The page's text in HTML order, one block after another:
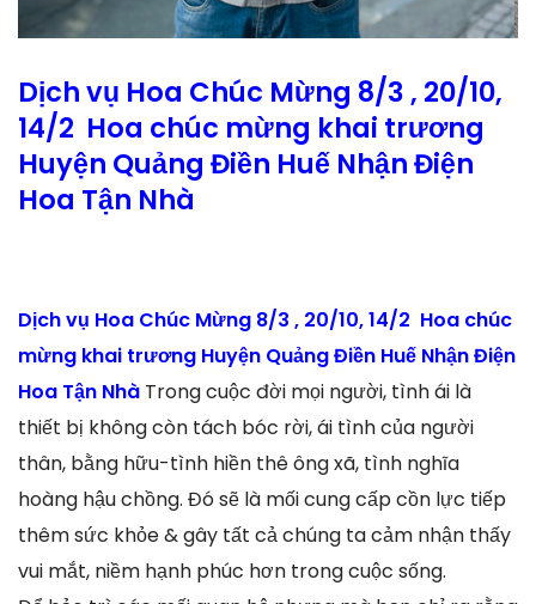
Dịch vụ Hoa Chúc Mừng 8/3 , 20/10,
14/2 Hoa chúc mừng khai trương
Huyện Quảng Điền Huế Nhận Điện
Hoa Tận Nhà
Dịch vụ Hoa Chúc Mừng 8/3 , 20/10, 14/2 Hoa chúc
mừng khai trương Huyện Quảng Điền Huế Nhận Điện
Hoa Tận Nhà Trong cuộc đời mọi người, tình ái là
thiết bị không còn tách bóc rời, ái tình của người
thân, bằng hữu-tình hiền thê ông xã, tình nghĩa
hoàng hậu chồng. Đó sẽ là mối cung cấp cồn lực tiếp
thêm sức khỏe & gây tất cả chúng ta cảm nhận thấy
vui mắt, niềm hạnh phúc hơn trong cuộc sống.